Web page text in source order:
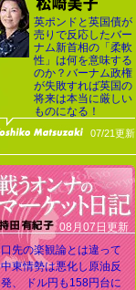
英ポンドと英国債が
売りで反応したバー
ナム新首相の「柔軟
性」は何を意味する
のか？バーナム政権
が失敗すれば英国の
将来は本当に厳しい
ものになる！
07/21更新
08月07日更新
口先の楽観論とは違って
中東情勢は悪化し原油反
発、 ドル円も158円台に